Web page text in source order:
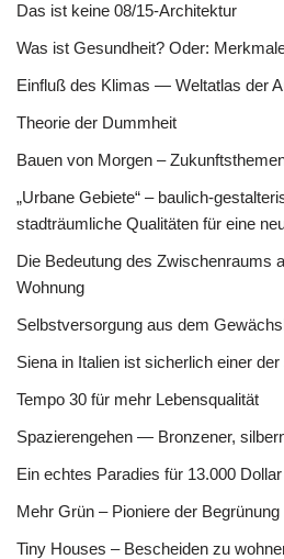
Das ist keine 08/15-Architektur
Was ist Gesundheit? Oder:
Einfluß des Klimas — Weltatlas der
Theorie der Dummheit
Bauen von Morgen –
„Urbane Gebiete“ – baulich-
stadträumliche Qualitäten für eine
Die Bedeutung des Zwischenraums
Wohnung
Selbstversorgung aus dem
Siena in Italien ist sicherlich einer
Tempo 30 für mehr Lebensqualität
Spazierengehen — Bronzener,
Ein echtes Paradies für 13.000 Dollar
Mehr Grün – Pioniere der
Tiny Houses – Bescheiden zu